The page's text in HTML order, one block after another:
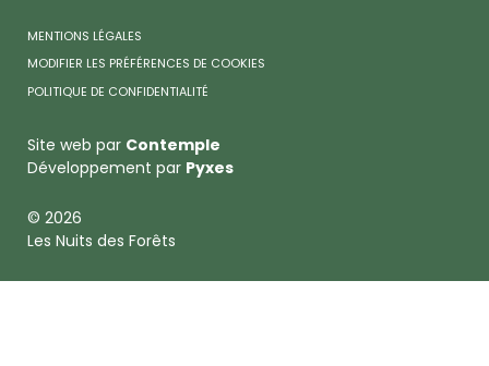
MENTIONS LÉGALES
MODIFIER LES PRÉFÉRENCES DE COOKIES
POLITIQUE DE CONFIDENTIALITÉ
Site web par Contemple
Développement par Pyxes
© 2026
Les Nuits des Forêts